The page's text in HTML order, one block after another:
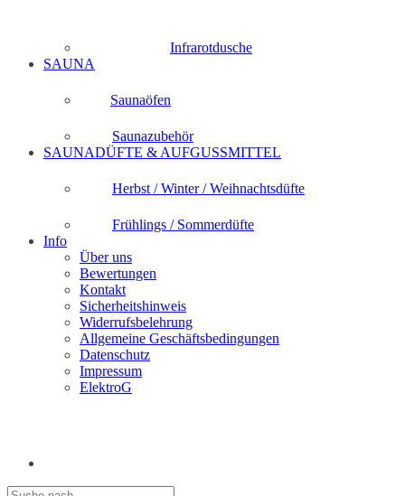
Infrarotdusche
SAUNA
Saunaöfen
Saunazubehör
SAUNADÜFTE & AUFGUSSMITTEL
Herbst / Winter / Weihnachtsdüfte
Frühlings / Sommerdüfte
Info
Über uns
Bewertungen
Kontakt
Sicherheitshinweis
Widerrufsbelehrung
Allgemeine Geschäftsbedingungen
Datenschutz
Impressum
ElektroG